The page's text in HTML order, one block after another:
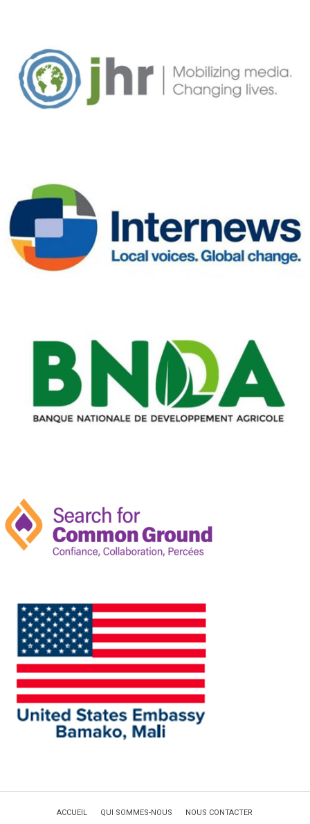
ACCUEIL QUI SOMMES-NOUS NOUS CONTACTER